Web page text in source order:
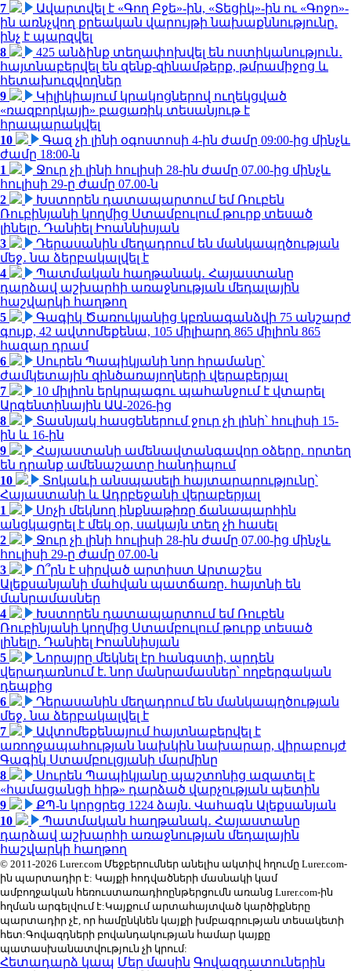
7
Ավարտվել է «Գող Բջե»-ին, «Տեցիկ»-ին ու «Գոջո»-
ին առնչվող քրեական վարույթի նախաքննությունը.
ինչ է պարզվել
8
425 անձինք տեղափոխվել են ոստիկանություն․
հայտնաբերվել են զենք-զինամթերք, թմրամիջոց և
հետախուզվողներ
9
Կիլիկիայում կրակոցներով ուղեկցված
«ռազբորկայի» բացառիկ տեսանյութ է
հրապարակվել
10
Գազ չի լինի օգոստոսի 4-ին ժամը 09:00-ից մինչև
ժամը 18:00-ն
1
Ջուր չի լինի հուլիսի 28-ին ժամը 07.00-ից մինչև
հուլիսի 29-ը ժամը 07.00-ն
2
Խստորեն դատապարտում եմ Ռուբեն
Ռուբինյանի կողմից Ստամբուլում թուրք տեսած
լինելը. Դանիել Իոաննիսյան
3
Դերասանին մեղադրում են մանկապղծության
մեջ․ նա ձերբակալվել է
4
Պատմական հաղթանակ․ Հայաստանը
դարձավ աշխարհի առաջնության մեդալային
հաշվարկի հաղթող
5
Գագիկ Ծառուկյանից կբռնագանձվի 75 անշարժ
գույք, 42 ավտոմեքենա, 105 միլիարդ 865 միլիոն 865
հազար դրամ
6
Սուրեն Պապիկյանի նոր հրամանը՝
ժամկետային զինծառայողների վերաբերյալ
7
10 միլիոն երկրպագու պահանջում է վտարել
Արգենտինային ԱԱ-2026-ից
8
Տասնյակ հասցեներում ջուր չի լինի՝ հուլիսի 15-
ին և 16-ին
9
Հայաստանի ամենավտանգավոր օձերը. որտեղ
են դրանք ամենաշատը հանդիպում
10
Տոկաևի անսպասելի հայտարարությունը՝
Հայաստանի և Ադրբեջանի վերաբերյալ
1
Սոչի մեկնող ինքնաթիռը ճանապարհին
անցկացրել է մեկ օր, սակայն տեղ չի հասել
2
Ջուր չի լինի հուլիսի 28-ին ժամը 07.00-ից մինչև
հուլիսի 29-ը ժամը 07.00-ն
3
Ո՞րն է սիրված արտիստ Արտաշես
Ալեքսանյանի մահվան պատճառը. հայտնի են
մանրամասներ
4
Խստորեն դատապարտում եմ Ռուբեն
Ռուբինյանի կողմից Ստամբուլում թուրք տեսած
լինելը. Դանիել Իոաննիսյան
5
Նորայրը մեկնել էր հանգստի, արդեն
վերադառնում է. նոր մանրամասներ՝ ողբերգական
դեպքից
6
Դերասանին մեղադրում են մանկապղծության
մեջ․ նա ձերբակալվել է
7
Ավտոմեքենայում հայտնաբերվել է
առողջապահության նախկին նախարար, վիրաբույժ
Գագիկ Ստամբուլցյանի մարմինը
8
Սուրեն Պապիկյանը պաշտոնից ազատել է
«համացանցի հիթ» դարձած վարչության պետին
9
ՔՊ-ն կորցրեց 1224 ձայն. Վահագն Ալեքսանյան
10
Պատմական հաղթանակ․ Հայաստանը
դարձավ աշխարհի առաջնության մեդալային
հաշվարկի հաղթող
© 2011-2026 Lurer.com Մեջբերումներ անելիս ակտիվ հղումը Lurer.com-
ին պարտադիր է: Կայքի հոդվածների մասնակի կամ
ամբողջական հեռուստառադիոընթերցումն առանց Lurer.com-ին
հղման արգելվում է:Կայքում արտահայտված կարծիքները
պարտադիր չէ, որ համընկնեն կայքի խմբագրության տեսակետի
հետ:Գովազդների բովանդակության համար կայքը
պատասխանատվություն չի կրում:
Հետադարձ կապ Մեր մասին Գովազդատուներին